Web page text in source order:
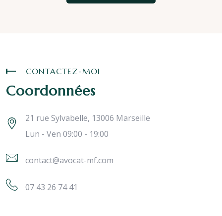
CONTACTEZ-MOI
Coordonnées
21 rue Sylvabelle, 13006 Marseille
Lun - Ven 09:00 - 19:00
contact@avocat-mf.com
07 43 26 74 41